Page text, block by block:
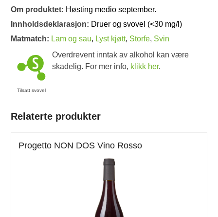
Om produktet: Høsting medio september.
Innholdsdeklarasjon: Druer og svovel (<30 mg/l)
Matmatch: Lam og sau, Lyst kjøtt, Storfe, Svin
Tilsatt svovel
Overdrevent inntak av alkohol kan være
skadelig. For mer info, klikk her.
Relaterte produkter
Progetto NON DOS Vino Rosso